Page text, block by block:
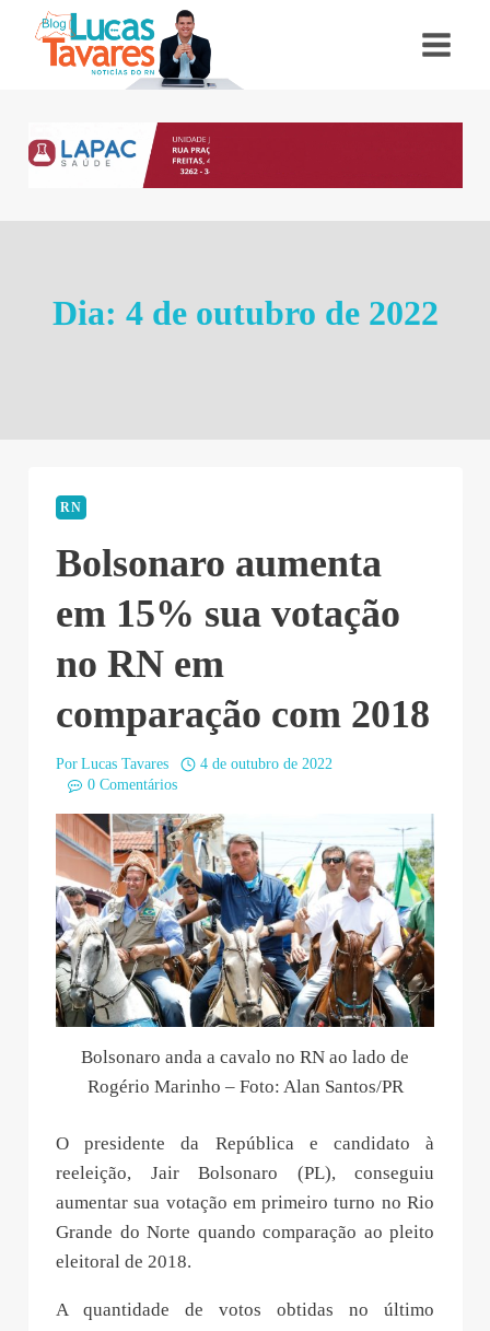
Dia: 4 de outubro de 2022
RN
Bolsonaro aumenta
em 15% sua votação
no RN em
comparação com 2018
Por Lucas Tavares
4 de outubro de 2022
0 Comentários
Bolsonaro anda a cavalo no RN ao lado de
Rogério Marinho – Foto: Alan Santos/PR
O presidente da República e candidato à
reeleição, Jair Bolsonaro (PL), conseguiu
aumentar sua votação em primeiro turno no Rio
Grande do Norte quando comparação ao pleito
eleitoral de 2018.
A quantidade de votos obtidas no último